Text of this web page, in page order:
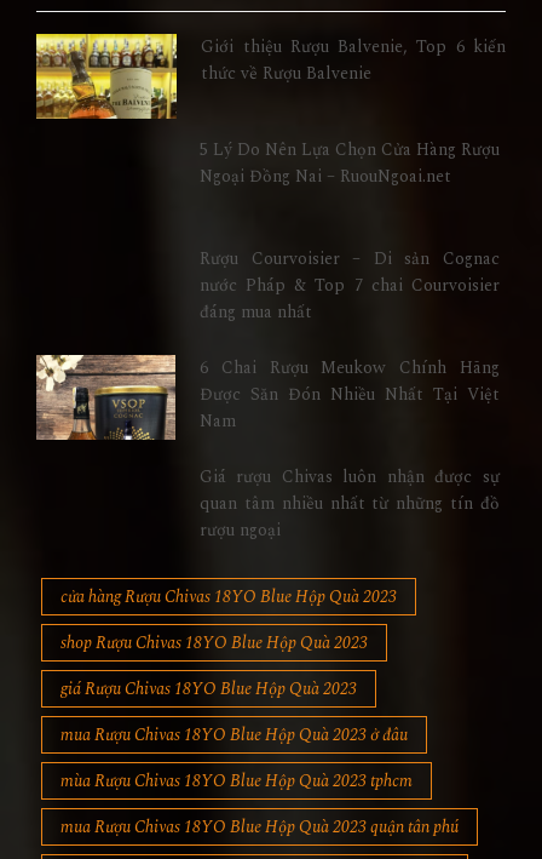
Giới thiệu Rượu Balvenie, Top 6 kiến
thức về Rượu Balvenie
5 Lý Do Nên Lựa Chọn Cửa Hàng Rượu
Ngoại Đồng Nai – RuouNgoai.net
Rượu Courvoisier – Di sản Cognac
nước Pháp & Top 7 chai Courvoisier
đáng mua nhất
6 Chai Rượu Meukow Chính Hãng
Được Săn Đón Nhiều Nhất Tại Việt
Nam
Giá rượu Chivas luôn nhận được sự
quan tâm nhiều nhất từ những tín đồ
rượu ngoại
cửa hàng Rượu Chivas 18YO Blue Hộp Quà 2023
shop Rượu Chivas 18YO Blue Hộp Quà 2023
giá Rượu Chivas 18YO Blue Hộp Quà 2023
mua Rượu Chivas 18YO Blue Hộp Quà 2023 ở đâu
mùa Rượu Chivas 18YO Blue Hộp Quà 2023 tphcm
mua Rượu Chivas 18YO Blue Hộp Quà 2023 quận tân phú